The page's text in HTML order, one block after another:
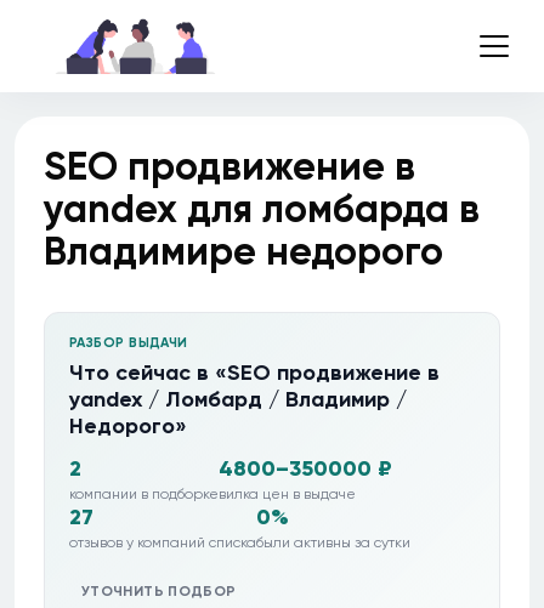
SEO продвижение в
yandex для ломбарда в
Владимире недорого
РАЗБОР ВЫДАЧИ
Что сейчас в «SEO продвижение в
yandex / Ломбард / Владимир /
Недорого»
2
компании в подборке
4800–350000 ₽
вилка цен в выдаче
27
отзывов у компаний списка
0%
были активны за сутки
УТОЧНИТЬ ПОДБОР